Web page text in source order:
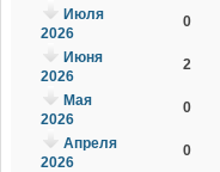
Июля
2026
0
Июня
2026
2
Мая
2026
0
Апреля
2026
0